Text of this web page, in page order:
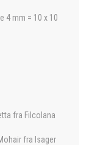
4 mm = 10 x 10
fra Filcolana
fra Isager